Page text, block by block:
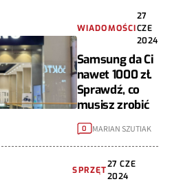
WIADOMOŚCI
27
CZE
2024
Samsung da Ci
nawet 1000 zł.
Sprawdź, co
musisz zrobić
0 MARIAN SZUTIAK
SPRZĘT
27 CZE
2024